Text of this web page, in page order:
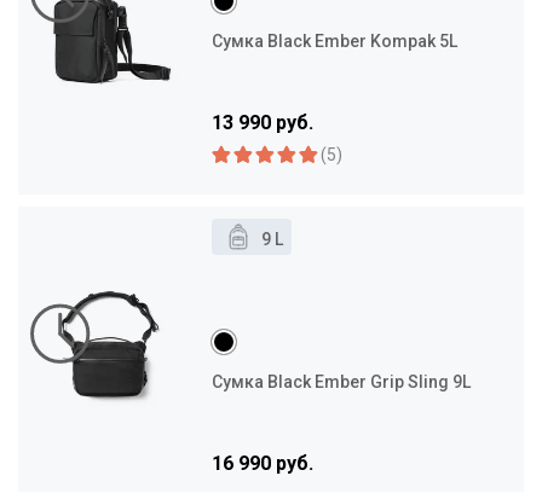
Сумка Black Ember Kompak 5L
13 990 руб.
(5)
9 L
Сумка Black Ember Grip Sling 9L
16 990 руб.